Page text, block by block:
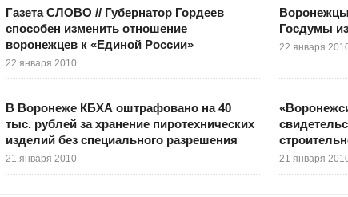
Газета СЛОВО // Губернатор Гордеев
способен изменить отношение
воронежцев к «Единой России»
22 января 2010
Госдумы
22 января
В Воронеже КБХА оштрафовано на 40
тыс. рублей за хранение пиротехнических
изделий без специального разрешения
21 января 2010 21 января